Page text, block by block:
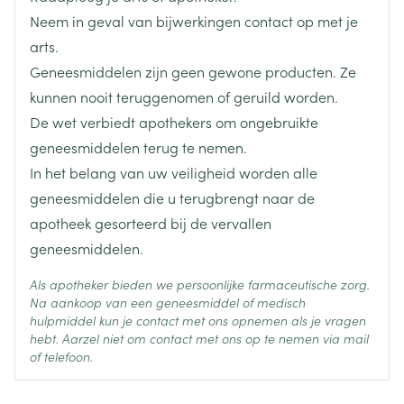
van het gelaat, de lippen, de tong of een zwelling in
de keel inhouden wat een moeilijke ademhaling
veroorzaakt
gele verkleuring van de huid of het wit van de ogen
(geelzucht) of een verhoging van de leverenzymen
kunnen tekenen zijn van een leverontsteking
(hepatitis).
Ernstige huiduitslag met roodheid, vervelling en
zwelling die eruit ziet als een brandwonde
Longproblemen op lange termijn
Hoeveelheid
Verpakking
30
Actieve
Ingrediënten
fenofibraat (nanopartikels)
Behoud Kamertemperatuur (15°C - 25°C)
Neem in geval van bijwerkingen contact op met je
arts.
Geneesmiddelen zijn geen gewone producten. Ze
kunnen nooit teruggenomen of geruild worden.
De wet verbiedt apothekers om ongebruikte
geneesmiddelen terug te nemen.
In het belang van uw veiligheid worden alle
geneesmiddelen die u terugbrengt naar de
apotheek gesorteerd bij de vervallen
geneesmiddelen.
Als apotheker bieden we persoonlijke farmaceutische zorg.
Na aankoop van een geneesmiddel of medisch
hulpmiddel kun je contact met ons opnemen als je vragen
hebt. Aarzel niet om contact met ons op te nemen via mail
of telefoon.